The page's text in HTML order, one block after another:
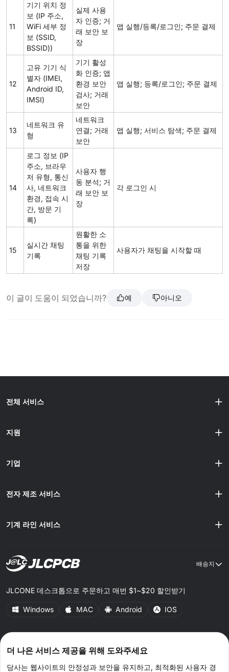
11
기기 위치 정
보 (IP 주소,
WiFi 세부 정
보 (SSID,
BSSID))
실제 사용
자 인증; 거
래 보안 보
장
앱 실행/등록/로그인; 주문 결제
12
고유 기기 식
별자 (IMEI,
Android ID,
IMSI)
기기 활성
화 인증; 앱
환경 보안
검사; 거래
보안
앱 실행; 등록/로그인; 주문 결제
13
네트워크 유
형
네트워크
연결; 거래
보안
앱 실행; 서비스 탐색; 주문 결제
14
로그 정보 (IP
주소, 브라우
저 유형, 통신
사, 네트워크
환경, 접속 시
간, 방문 기
록)
사용자 행
동 분석; 거
래 보안 보
장
각 로그인 시
15
실시간 채팅
기록
원활한 소
통을 위한
채팅 기록
저장
사용자가 채팅을 시작할 때
이 글이 도움이 되었습니까? 예 아니오
전체 서비스
지원
기업
전자 제조 서비스
기계 라인 서비스
배송지
JLCONE 데스크톱으로 주문하고 매번 $1~$20 할인받기
Windows MAC Android IOS
더 나은 서비스 제공을 위해 도와주세요
당사는 웹사이트의 안정성과 보안을 유지하고, 최적화된 사용자 경